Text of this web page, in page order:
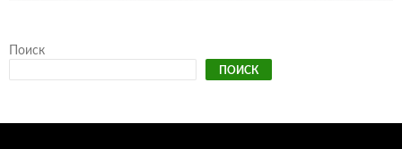
Поиск
ПОИСК